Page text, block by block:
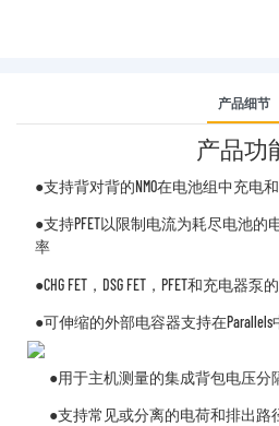
产品细节
产品功
●支持背对背的NMO在电池组中充电
●支持PFET以限制电流为耗尽电池
率
●CHG FET，DSG FET，PFET和充电器
●可伸缩的外部电容器支持在Parallels
●用于主机测量的集成背包电压分
●支持常见或分离的电荷和排出路